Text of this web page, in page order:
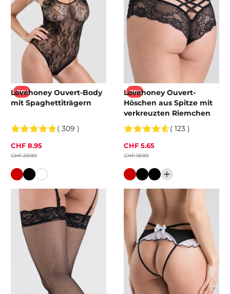
-70%
Lovehoney Ouvert-Body
mit Spaghettiträgern
( 309 )
CHF 8.95
CHF 29.90
Farbe
-70%
Lovehoney Ouvert-
Höschen aus Spitze mit
verkreuzten Riemchen
( 123 )
CHF 5.65
CHF 18.90
Farbe